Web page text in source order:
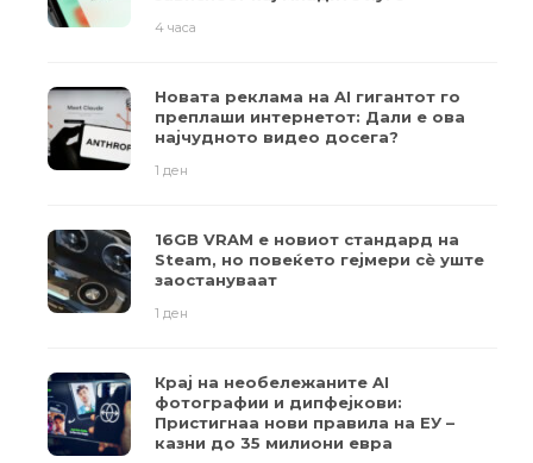
4 часа
Новата реклама на AI гигантот го
преплаши интернетот: Дали е ова
најчудното видео досега?
1 ден
16GB VRAM е новиот стандард на
Steam, но повеќето гејмери ​​сè уште
заостануваат
1 ден
Крај на необележаните AI
фотографии и дипфејкови:
Пристигнаа нови правила на ЕУ –
казни до 35 милиони евра